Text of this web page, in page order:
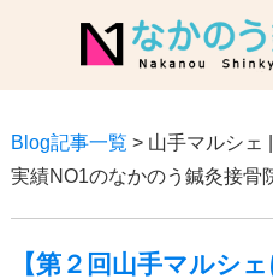
Blog記事一覧 > 山手マルシェ
実績NO1のなかのう鍼灸接骨
【第２回山手マルシ